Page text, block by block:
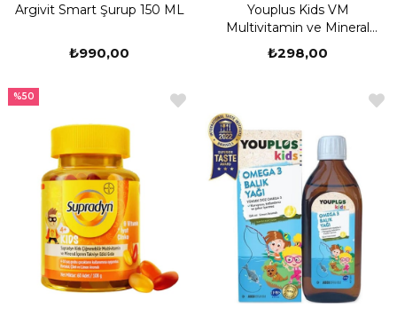
Argivit Smart Şurup 150 ML
₺990,00
Youplus Kids VM
Multivitamin ve Mineral
Kompleksi 150 ML
₺298,00
%50